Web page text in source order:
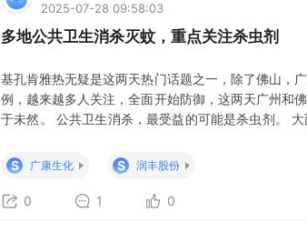
2025-07-28 09:58:03
多地公共卫生消杀灭蚊，重点关注杀虫剂
基孔肯雅热无疑是这两天热门话题之一，除了佛山，
例，越来越多人关注，全面开始防御，这两天广州和
于未然。 公共卫生消杀，最受益的可能是杀虫剂。
虫种类及安全性要求合理选用。 拟除虫菊酯类药物
药物通过破坏蚊虫神经系统使其
S 广康生化 S 润丰股份
0 1 0